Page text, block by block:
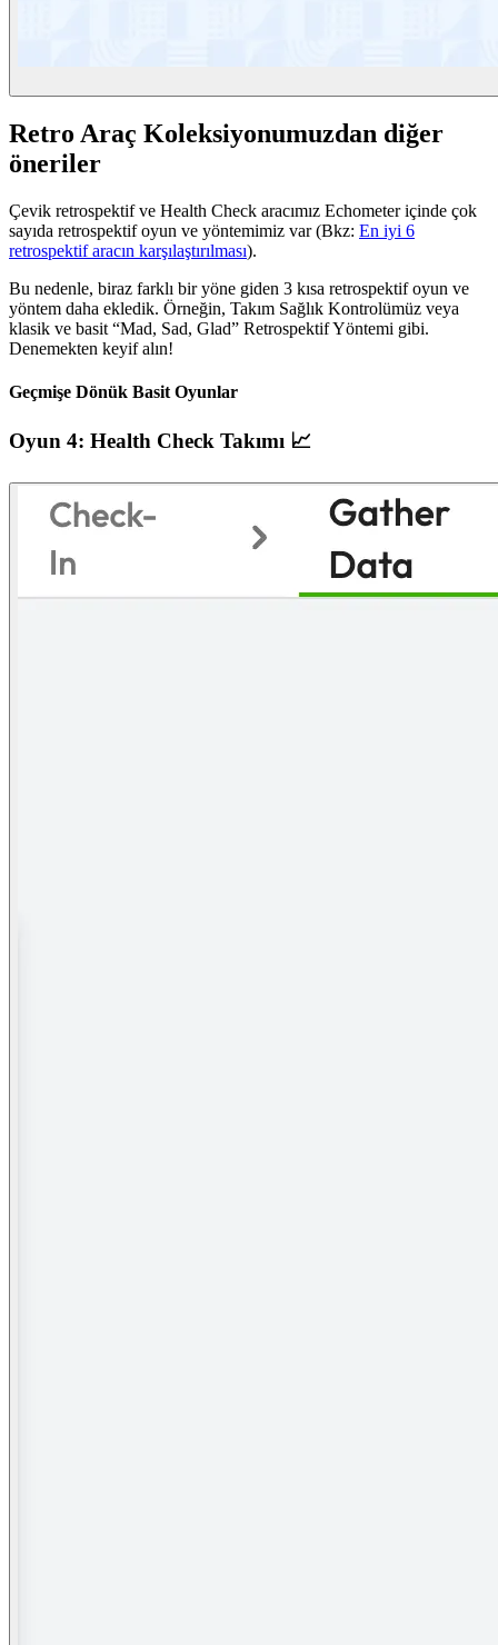
Retro Araç Koleksiyonumuzdan diğer
öneriler
Çevik retrospektif ve Health Check aracımız Echometer içinde çok
sayıda retrospektif oyun ve yöntemimiz var (Bkz: En iyi 6
retrospektif aracın karşılaştırılması).
Bu nedenle, biraz farklı bir yöne giden 3 kısa retrospektif oyun ve
yöntem daha ekledik. Örneğin, Takım Sağlık Kontrolümüz veya
klasik ve basit “Mad, Sad, Glad” Retrospektif Yöntemi gibi.
Denemekten keyif alın!
Geçmişe Dönük Basit Oyunlar
Oyun 4: Health Check Takımı 📈